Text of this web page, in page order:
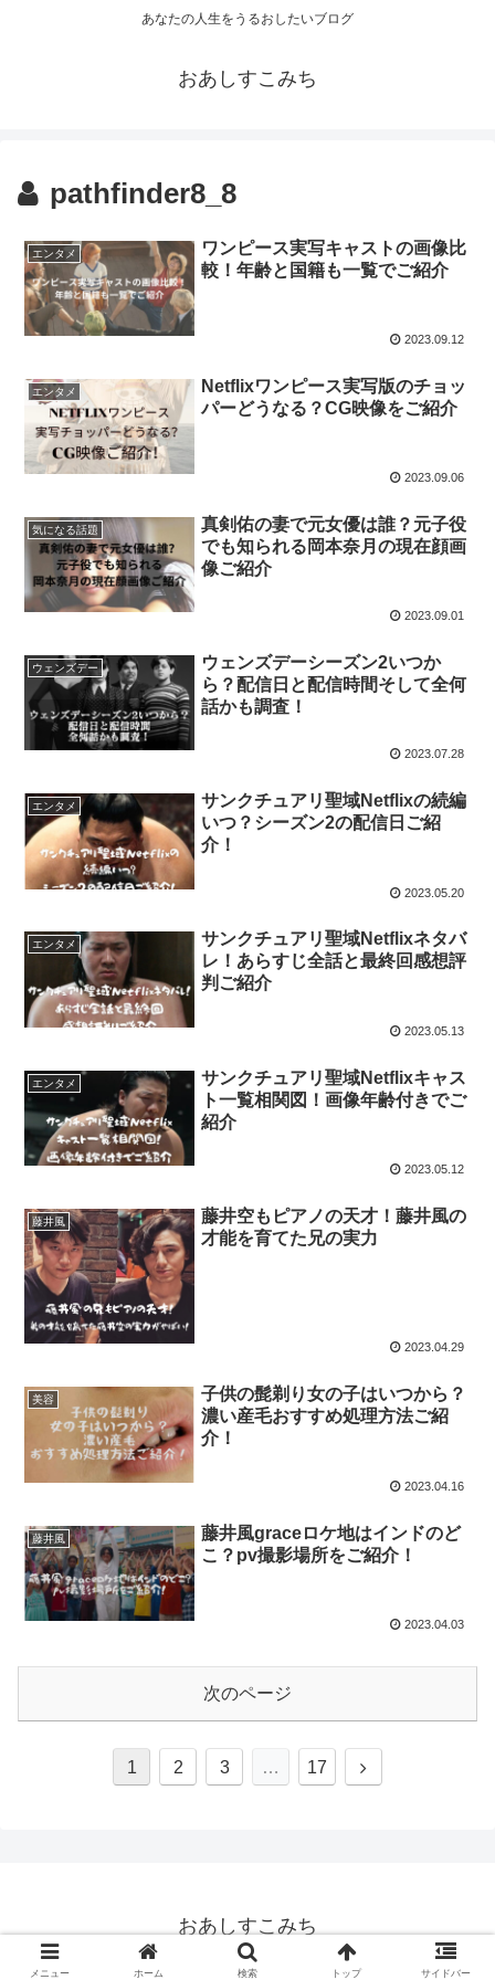
あなたの人生をうるおしたいブログ
おあしすこみち
pathfinder8_8
エンタメ
ワンピース実写キャストの画像比
較！年齢と国籍も一覧でご紹介
2023.09.12
エンタメ
Netflixワンピース実写版のチョッ
パーどうなる？CG映像をご紹介
2023.09.06
気になる話題
真剣佑の妻で元女優は誰？元子役
でも知られる岡本奈月の現在顔画
像ご紹介
2023.09.01
ウェンズデー
ウェンズデーシーズン2いつか
ら？配信日と配信時間そして全何
話かも調査！
2023.07.28
エンタメ
サンクチュアリ聖域Netflixの続編
いつ？シーズン2の配信日ご紹
介！
2023.05.20
エンタメ
サンクチュアリ聖域Netflixネタバ
レ！あらすじ全話と最終回感想評
判ご紹介
2023.05.13
エンタメ
サンクチュアリ聖域Netflixキャス
ト一覧相関図！画像年齢付きでご
紹介
2023.05.12
藤井風
藤井空もピアノの天才！藤井風の
才能を育てた兄の実力
2023.04.29
美容
子供の髭剃り女の子はいつから？
濃い産毛おすすめ処理方法ご紹
介！
2023.04.16
藤井風
藤井風graceロケ地はインドのど
こ？pv撮影場所をご紹介！
2023.04.03
次のページ
1 2 3 … 17
おあしすこみち
© 2021 おあしすこみち.
メニュー ホーム 検索 トップ サイドバー